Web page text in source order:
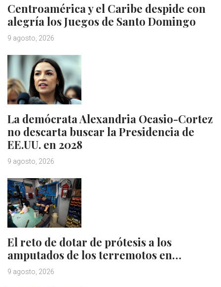
Centroamérica y el Caribe despide con
alegría los Juegos de Santo Domingo
9 agosto, 2026
La demócrata Alexandria Ocasio-Cortez
no descarta buscar la Presidencia de
EE.UU. en 2028
9 agosto, 2026
El reto de dotar de prótesis a los
amputados de los terremotos en…
9 agosto, 2026